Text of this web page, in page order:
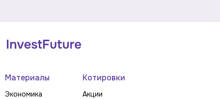
Материалы
Экономика
Котировки
Акции